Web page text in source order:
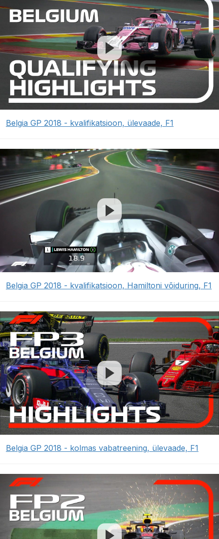
Belgia GP 2018 - kvalifikatsioon, ülevaade, F1
Belgia GP 2018 - kvalifikatsioon, Hamiltoni võiduring, F1
Belgia GP 2018 - kolmas vabatreening, ülevaade, F1